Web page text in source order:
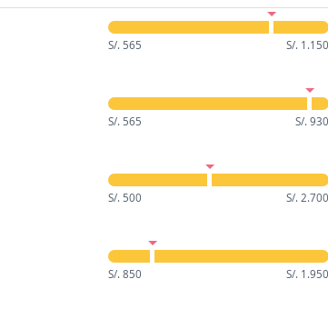
S/. 565 S/. 1.150
S/. 565 S/. 930
S/. 500 S/. 2.700
S/. 850 S/. 1.950